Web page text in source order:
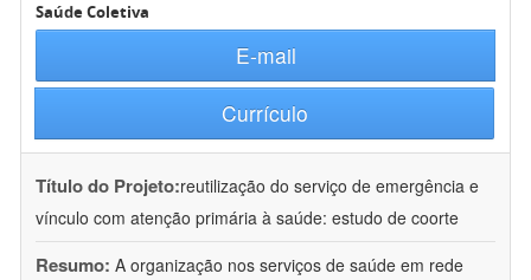
Saúde Coletiva
E-mail
Currículo
Título do Projeto:reutilização do serviço de emergência e
vínculo com atenção primária à saúde: estudo de coorte
Resumo: A organização nos serviços de saúde em rede